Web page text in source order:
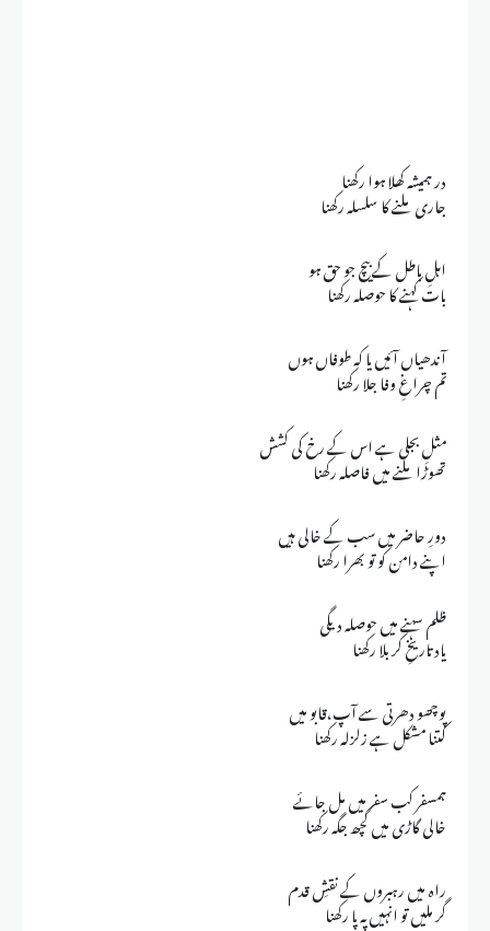
در ہمیشہ کھلا ہوا رکھنا
جاری ملنے کا سلسلہ رکھنا
اہلِ باطل کے بیچ جو حق ہو
بات کہنے کا حوصلہ رکھنا
آندھیاں آئیں یا کہ طوفاں ہوں
تم چراغِ وفا جلا رکھنا
مثلِ بجلی ہے اس کے رخ کی کشش
تھوڑا ملنے میں فاصلہ رکھنا
دورِ حاضر میں سب کے خالی ہیں
اپنے دامن کو تو بھرا رکھنا
ظلم سہنے میں حوصلہ دیگی
یاد تاریخِ کر بلا رکھنا
پوچھو دھرتی سے آپ،قابو میں
کتنا مشکل ہے زلزلہ رکھنا
ہمسفر کب سفر میں مل جائے
خالی گاڑی میں کچھ جگہ رکھنا
راہ میں رہبروں کے نقشِ قدم
گر ملیں تو انہیں پہ پا رکھنا